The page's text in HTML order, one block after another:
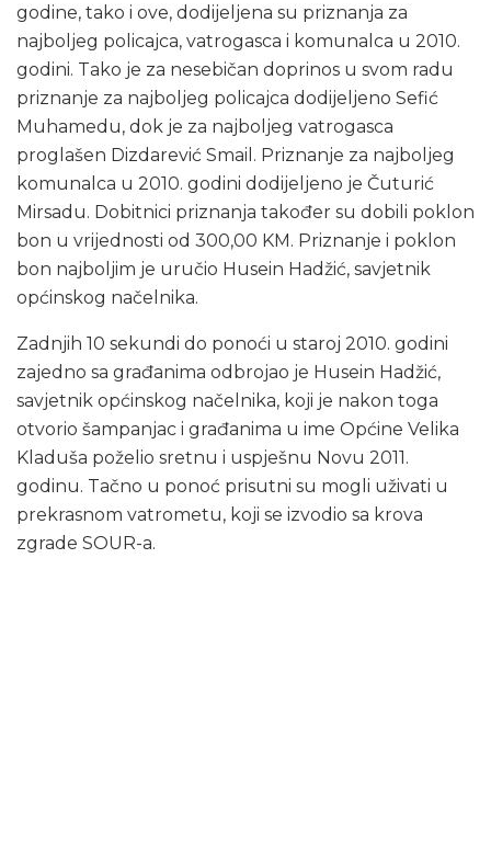
godine, tako i ove, dodijeljena su priznanja za
najboljeg policajca, vatrogasca i komunalca u 2010.
godini. Tako je za nesebičan doprinos u svom radu
priznanje za najboljeg policajca dodijeljeno Sefić
Muhamedu, dok je za najboljeg vatrogasca
proglašen Dizdarević Smail. Priznanje za najboljeg
komunalca u 2010. godini dodijeljeno je Čuturić
Mirsadu. Dobitnici priznanja također su dobili poklon
bon u vrijednosti od 300,00 KM. Priznanje i poklon
bon najboljim je uručio Husein Hadžić, savjetnik
općinskog načelnika.
Zadnjih 10 sekundi do ponoći u staroj 2010. godini
zajedno sa građanima odbrojao je Husein Hadžić,
savjetnik općinskog načelnika, koji je nakon toga
otvorio šampanjac i građanima u ime Općine Velika
Kladuša poželio sretnu i uspješnu Novu 2011.
godinu. Tačno u ponoć prisutni su mogli uživati u
prekrasnom vatrometu, koji se izvodio sa krova
zgrade SOUR-a.